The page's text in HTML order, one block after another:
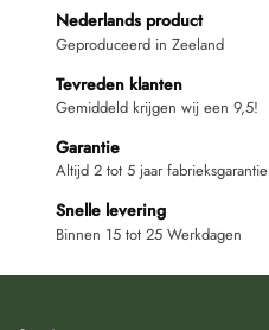
Nederlands product
Geproduceerd in Zeeland
Tevreden klanten
Gemiddeld krijgen wij een 9,5!
Garantie
Altijd 2 tot 5 jaar fabrieksgarantie
Snelle levering
Binnen 15 tot 25 Werkdagen